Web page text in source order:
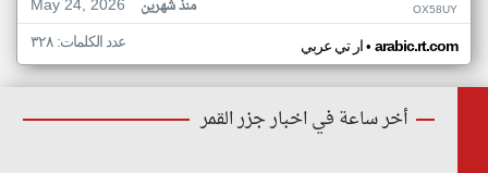
May 24, 2026
منذ شهرين OX58UY
ار تي عربي• arabic.rt.com عدد الكلمات: ٣٢٨
أخر ساعة في اخبار جزر القمر